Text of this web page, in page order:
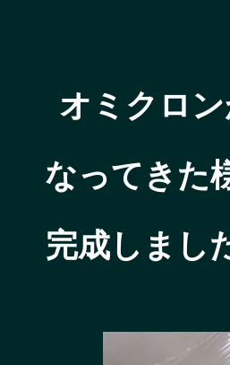
オミクロ
なってきた
完成しまし